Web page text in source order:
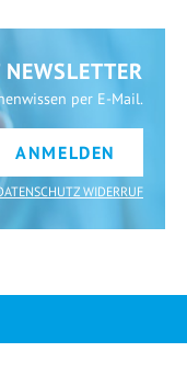
per E-Mail.
ANMELDEN
WIDERRUF